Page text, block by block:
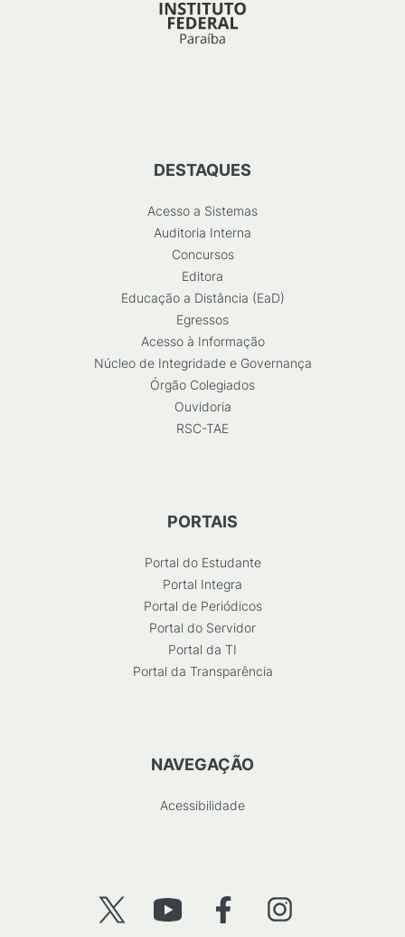
DESTAQUES
Acesso a Sistemas
Auditoria Interna
Concursos
Editora
Educação a Distância (EaD)
Egressos
Acesso à Informação
Núcleo de Integridade e Governança
Órgão Colegiados
Ouvidoria
RSC-TAE
PORTAIS
Portal do Estudante
Portal Integra
Portal de Periódicos
Portal do Servidor
Portal da TI
Portal da Transparência
NAVEGAÇÃO
Acessibilidade